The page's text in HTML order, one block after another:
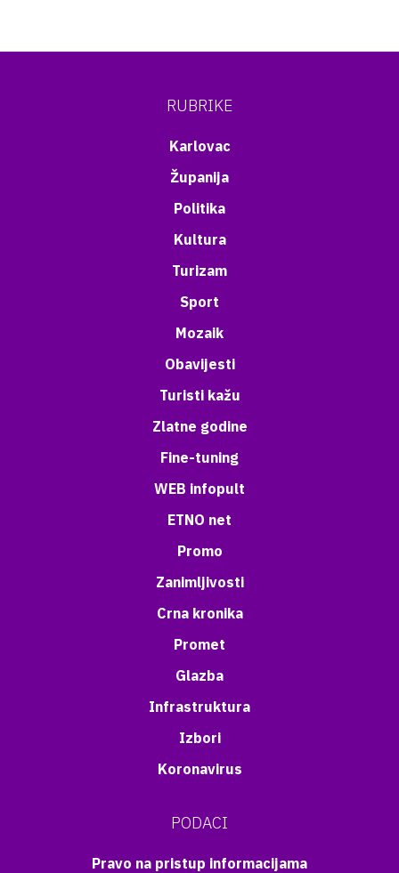
RUBRIKE
Karlovac
Županija
Politika
Kultura
Turizam
Sport
Mozaik
Obavijesti
Turisti kažu
Zlatne godine
Fine-tuning
WEB infopult
ETNO net
Promo
Zanimljivosti
Crna kronika
Promet
Glazba
Infrastruktura
Izbori
Koronavirus
PODACI
Pravo na pristup informacijama